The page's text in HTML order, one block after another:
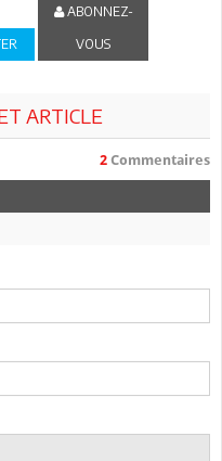
ABONNEZ-
VOUS
ARTICLE
2 Commentaires